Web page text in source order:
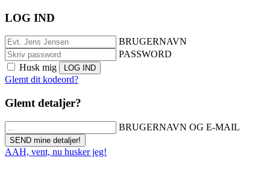
LOG IND
BRUGERNAVN
PASSWORD
Husk mig
Glemt dit kodeord?
Glemt detaljer?
BRUGERNAVN OG E-MAIL
AAH, vent, nu husker jeg!